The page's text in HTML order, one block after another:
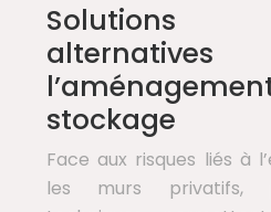
Solutions
stockage
Face aux risques liés à
les murs privatifs,